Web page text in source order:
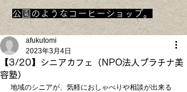
​公園のようなコーヒーショップ。
【3/20】シニアカフェ（NPO法人プラチナ美
容塾）
afukutomi
2023年3月4日
地域のシニアが、気軽におしゃべりや相談が出来る